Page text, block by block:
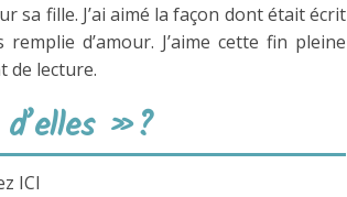
sa fille. J’ai aimé la façon dont était écrit
d’amour. J’aime cette fin pleine
de lecture.
»?
ICI